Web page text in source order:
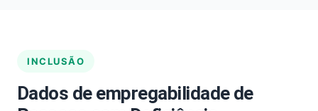
INCLUSÃO
Dados de empregabilidade de